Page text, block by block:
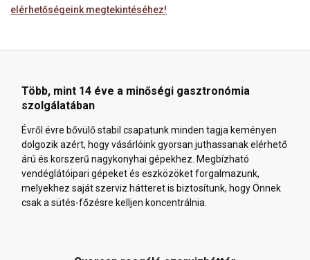
elérhetőségeink megtekintéséhez!
Több, mint 14 éve a minőségi gasztronómia
szolgálatában
Évről évre bővülő stabil csapatunk minden tagja keményen
dolgozik azért, hogy vásárlóink gyorsan juthassanak elérhető
árú és korszerű nagykonyhai gépekhez. Megbízható
vendéglátóipari gépeket és eszközöket forgalmazunk,
melyekhez saját szerviz hátteret is biztosítunk, hogy Önnek
csak a sütés-főzésre kelljen koncentrálnia.